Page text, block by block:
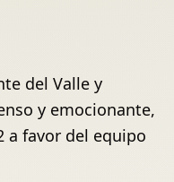
del Valle y
y emocionante,
a favor del equipo